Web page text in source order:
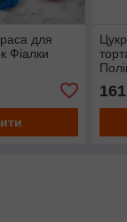
для
Фіалки
161